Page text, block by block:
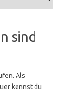
sind
Als
kennst du